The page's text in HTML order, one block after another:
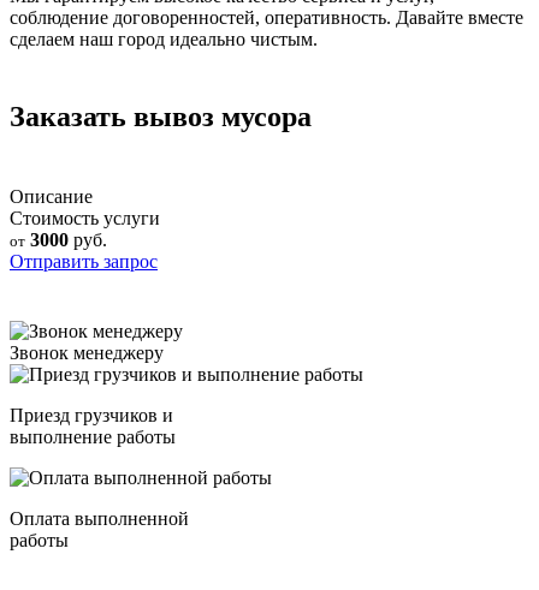
соблюдение договоренностей, оперативность. Давайте вместе
сделаем наш город идеально чистым.
Заказать вывоз мусора
Описание
Стоимость услуги
от 3000 руб.
Отправить запрос
Звонок менеджеру
Приезд грузчиков и
выполнение работы
Оплата выполненной
работы